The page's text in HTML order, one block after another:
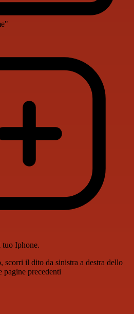
tuo Iphone.
scorri il dito da sinistra a destra dello
pagine precedenti